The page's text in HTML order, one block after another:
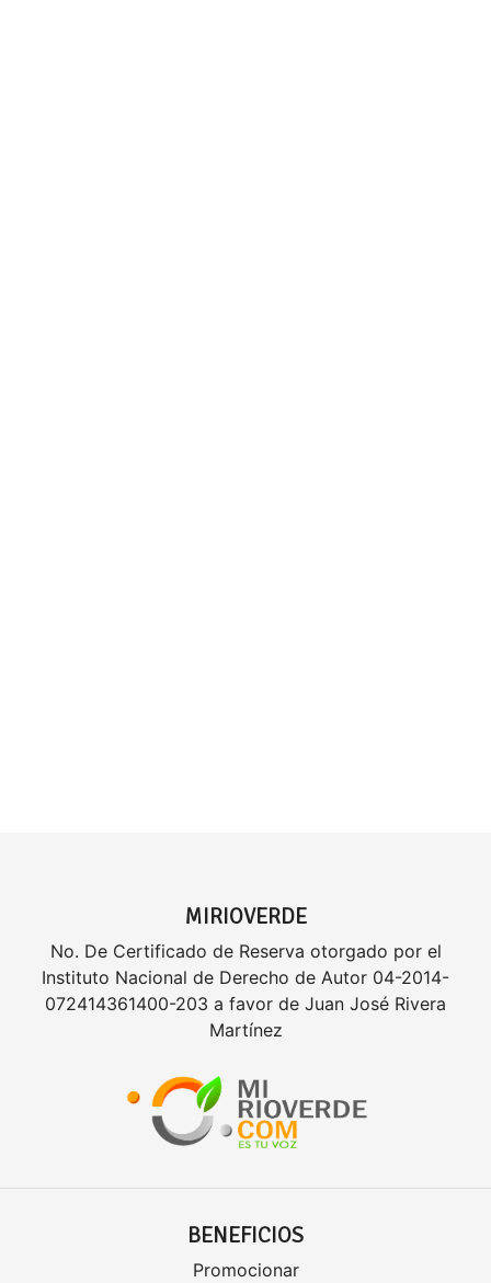
MIRIOVERDE
No. De Certificado de Reserva otorgado por el
Instituto Nacional de Derecho de Autor 04-2014-
072414361400-203 a favor de Juan José Rivera
Martínez
BENEFICIOS
Promocionar